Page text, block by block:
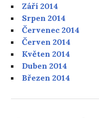
Září 2014
Srpen 2014
Červenec 2014
Červen 2014
Květen 2014
Duben 2014
Březen 2014